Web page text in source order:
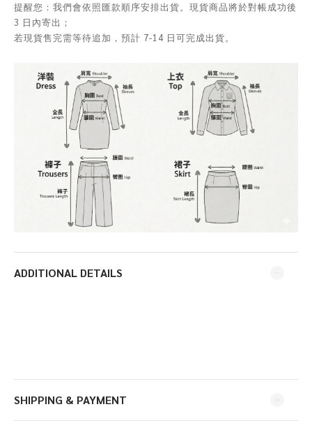
提醒您：我們會依照匯款順序安排出貨。現貨商品將於對帳成功後
3 日內寄出；
若現貨售完需等待追加，預計 7-14 日可完成出貨。
ADDITIONAL DETAILS
SHIPPING & PAYMENT